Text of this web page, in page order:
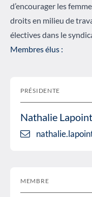
d’encourager les
droits en milieu de
électives dans le
Membres élus :
PRÉSIDENTE
Nathalie
MEMBRE